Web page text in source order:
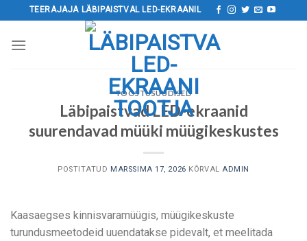
sisu
juurde
TEERAJAJA LÄBIPAISTVAL LED-EKRAANIL
TÖÖSTUSUUDISED
Läbipaistvad LED-ekraanid
suurendavad müüki müügikeskustes
POSTITATUD MARSSIMA 17, 2026 KÕRVAL ADMIN
Kaasaegses kinnisvaramüügis, müügikeskuste
turundusmeetodeid uuendatakse pidevalt, et meelitada